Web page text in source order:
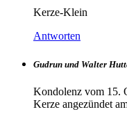
Kerze-Klein
Antworten
Gudrun und Walter
Kondolenz vom 15.
Kerze angezündet